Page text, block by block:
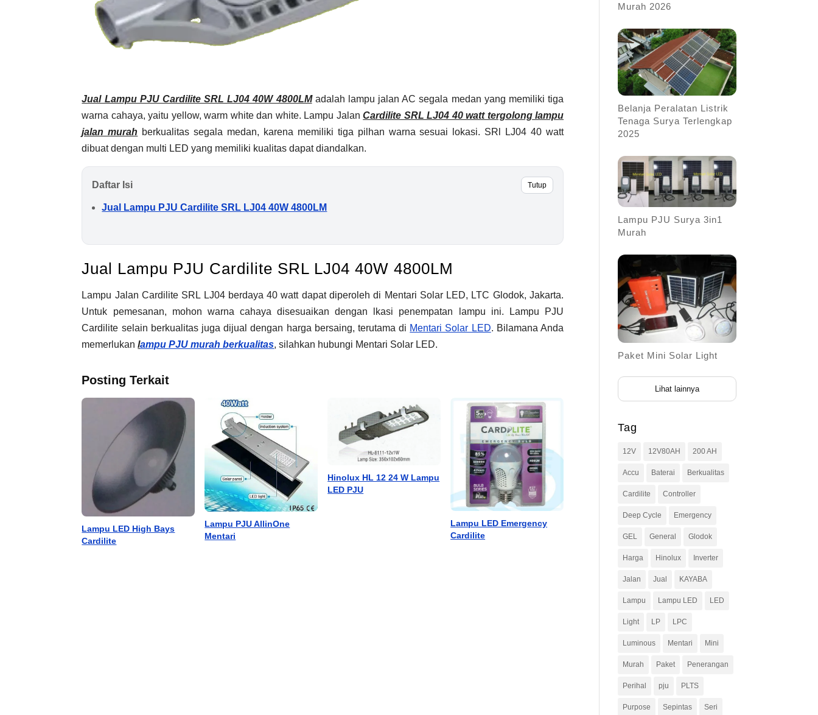
Jual Lampu PJU Cardilite SRL LJ04 40W 4800LMadalah lampu jalan AC segala medan yang memiliki tiga
warna cahaya, yaitu yellow, warm white dan white. Lampu JalanCardilite SRL LJ04 40 watt tergolong lampu
jalan murah berkualitas segala medan, karena memiliki tiga pilhan warna sesuai lokasi. SRl LJ04 40 watt
dibuat dengan multi LED yang memiliki kualitas dapat diandalkan.
Daftar Isi Tutup
Jual Lampu PJU Cardilite SRL LJ04 40W 4800LM
Jual Lampu PJU Cardilite SRL LJ04 40W 4800LM
Lampu Jalan Cardilite SRL LJ04 berdaya 40 watt dapat diperoleh di Mentari Solar LED, LTC Glodok, Jakarta.
Untuk pemesanan, mohon warna cahaya disesuaikan dengan lkasi penempatan lampu ini. Lampu PJU
Cardilite selain berkualitas juga dijual dengan harga bersaing, terutama di Mentari Solar LED. Bilamana Anda
memerlukanlampu PJU murah berkualitas, silahkan hubungi Mentari Solar LED.
Posting Terkait
Lampu LED High Bays
Cardilite
Lampu PJU AllinOne
Mentari
Hinolux HL 12 24 W Lampu
LED PJU
Lampu LED Emergency
Cardilite
Murah 2026
Belanja Peralatan Listrik
Tenaga Surya Terlengkap
2025
Lampu PJU Surya 3in1
Murah
Paket Mini Solar Light
Lihat lainnya
Tag
12V 12V80AH 200 AH
Accu Baterai Berkualitas
Cardilite Controller
Deep Cycle Emergency
GEL General Glodok
Harga Hinolux Inverter
Jalan Jual KAYABA
Lampu Lampu LED LED
Light LP LPC
Luminous Mentari Mini
Murah Paket Penerangan
Perihal pju PLTS
Purpose Sepintas Seri